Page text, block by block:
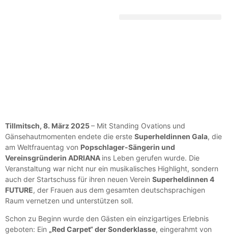
Tillmitsch, 8. März 2025– Mit Standing Ovations und
Gänsehautmomenten endete die erste Superheldinnen Gala, die
am Weltfrauentag von Popschlager-Sängerin und
Vereinsgründerin ADRIANA ins Leben gerufen wurde. Die
Veranstaltung war nicht nur ein musikalisches Highlight, sondern
auch der Startschuss für ihren neuen Verein Superheldinnen 4
FUTURE, der Frauen aus dem gesamten deutschsprachigen
Raum vernetzen und unterstützen soll.
Schon zu Beginn wurde den Gästen ein einzigartiges Erlebnis
geboten: Ein „Red Carpet“ der Sonderklasse, eingerahmt von